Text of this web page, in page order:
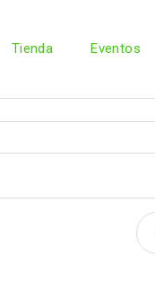
Tienda Eventos